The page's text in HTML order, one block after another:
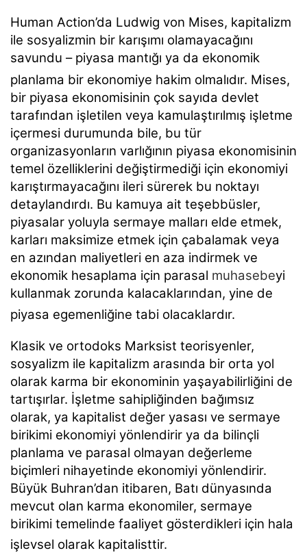
Human Action’da Ludwig von Mises, kapitalizm
ile sosyalizmin bir karışımı olamayacağını
savundu – piyasa mantığı ya da ekonomik
planlama bir ekonomiye hakim olmalıdır. Mises,
bir piyasa ekonomisinin çok sayıda devlet
tarafından işletilen veya kamulaştırılmış işletme
içermesi durumunda bile, bu tür
organizasyonların varlığının piyasa ekonomisinin
temel özelliklerini değiştirmediği için ekonomiyi
karıştırmayacağını ileri sürerek bu noktayı
detaylandırdı. Bu kamuya ait teşebbüsler,
piyasalar yoluyla sermaye malları elde etmek,
karları maksimize etmek için çabalamak veya
en azından maliyetleri en aza indirmek ve
ekonomik hesaplama için parasal muhasebeyi
kullanmak zorunda kalacaklarından, yine de
piyasa egemenliğine tabi olacaklardır.
Klasik ve ortodoks Marksist teorisyenler,
sosyalizm ile kapitalizm arasında bir orta yol
olarak karma bir ekonominin yaşayabilirliğini de
tartışırlar. İşletme sahipliğinden bağımsız
olarak, ya kapitalist değer yasası ve sermaye
birikimi ekonomiyi yönlendirir ya da bilinçli
planlama ve parasal olmayan değerleme
biçimleri nihayetinde ekonomiyi yönlendirir.
Büyük Buhran’dan itibaren, Batı dünyasında
mevcut olan karma ekonomiler, sermaye
birikimi temelinde faaliyet gösterdikleri için hala
işlevsel olarak kapitalisttir.